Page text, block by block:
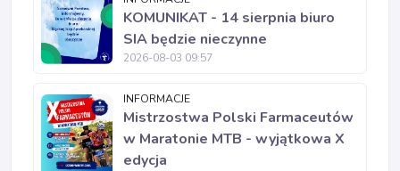
KOMUNIKAT - 14 sierpnia biuro
SIA będzie nieczynne
2026-08-03 09:57
INFORMACJE
Mistrzostwa Polski Farmaceutów
w Maratonie MTB - wyjątkowa X
edycja